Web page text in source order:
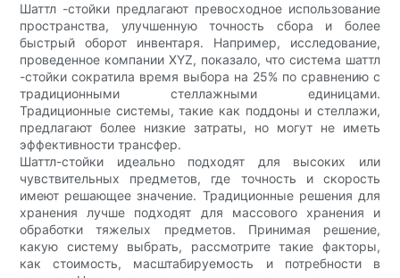
Шаттл -стойки предлагают превосходное использование
пространства, улучшенную точность сбора и более
быстрый оборот инвентаря. Например, исследование,
проведенное компании XYZ, показало, что система шаттл
-стойки сократила время выбора на 25% по сравнению с
традиционными стеллажными единицами.
Традиционные системы, такие как поддоны и стеллажи,
предлагают более низкие затраты, но могут не иметь
эффективности трансфер.
Шаттл-стойки идеально подходят для высоких или
чувствительных предметов, где точность и скорость
имеют решающее значение. Традиционные решения для
хранения лучше подходят для массового хранения и
обработки тяжелых предметов. Принимая решение,
какую систему выбрать, рассмотрите такие факторы,
как стоимость, масштабируемость и потребности в